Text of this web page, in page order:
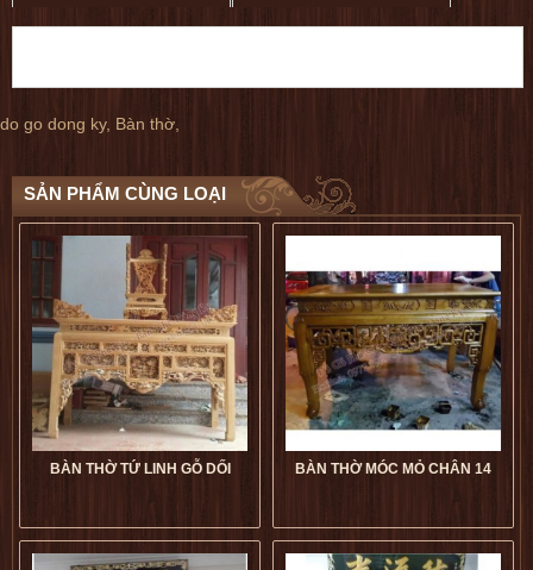
do go dong ky, Bàn thờ
SẢN PHẨM CÙNG LOẠI
BÀN THỜ TỨ LINH GỖ DỐI
Bàn Thờ Tứ Linh Gỗ Dối giá
BÀN THỜ MÓC MỎ CHÂN 14
Bàn Thờ Móc Mỏ Chân 14 giá